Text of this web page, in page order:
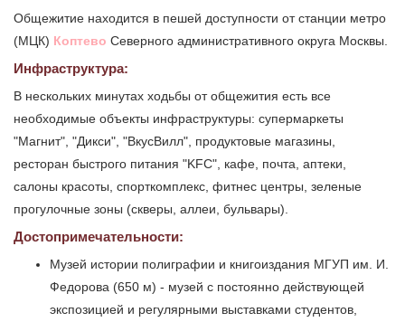
Общежитие находится в пешей доступности от станции метро
(МЦК) Коптево Северного административного округа Москвы.
Инфраструктура:
В нескольких минутах ходьбы от общежития есть все
необходимые объекты инфраструктуры: супермаркеты
"Магнит", "Дикси", "ВкусВилл", продуктовые магазины,
ресторан быстрого питания "KFC", кафе, почта, аптеки,
салоны красоты, спорткомплекс, фитнес центры, зеленые
прогулочные зоны (скверы, аллеи, бульвары).
Достопримечательности:
Музей истории полиграфии и книгоиздания МГУП им. И.
Федорова (650 м) - музей с постоянно действующей
экспозицией и регулярными выставками студентов,